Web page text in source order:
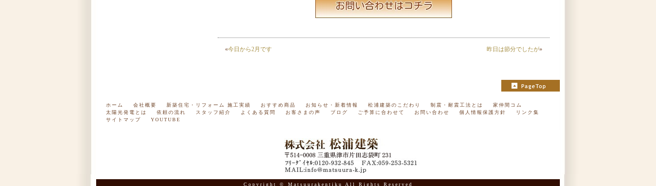
«今日から2月です 昨日は節分でしたが»
ホーム 会社概要 新築住宅・リフォーム 施工実績 おすすめ商品 お知らせ・新着情報 松浦建築のこだわり 制震・耐震工法とは
家仲間コム
太陽光発電とは
依頼の流れ スタッフ紹介 よくある質問 お客さまの声 ブログ ご予算に合わせて お問い合わせ 個人情報保護方針
リンク集
サイトマップ
YOUTUBE
Copyright © Matsuurakentiku All Rights Reserved